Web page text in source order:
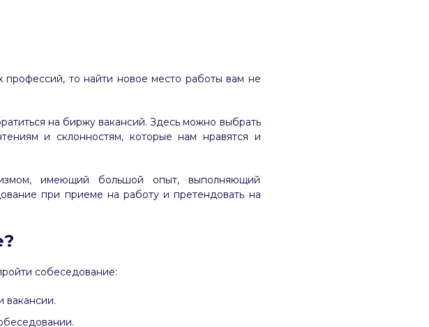
профессий, то найти новое место работы вам не
на биржу вакансий. Здесь можно выбрать
и склонностям, которые нам нравятся и
имеющий большой опыт, выполняющий
при приеме на работу и претендовать на
собеседование: